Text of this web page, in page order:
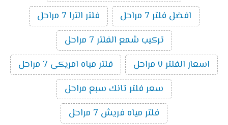
افضل فلتر 7 مراحل
فلتر الترا 7 مراحل
تركيب شمع الفلتر 7 مراحل
اسعار الفلتر ٧ مراحل
فلتر مياه امريكى 7 مراحل
سعر فلتر تانك سبع مراحل
فلتر مياه فريش 7 مراحل